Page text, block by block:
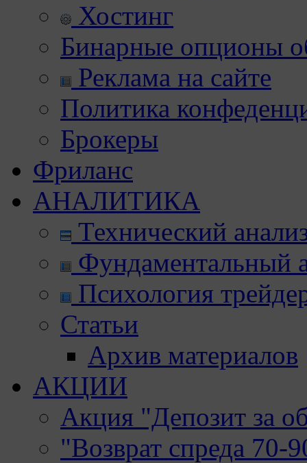
Хостинг
Бинарные опционы
Реклама на сайте
Политика
Брокеры
Фриланс
АНАЛИТИКА
Технический
Фундаментальный
Психология
Статьи
Архив материалов
АКЦИИ
Акция "Депозит за
"Возврат спреда 70-